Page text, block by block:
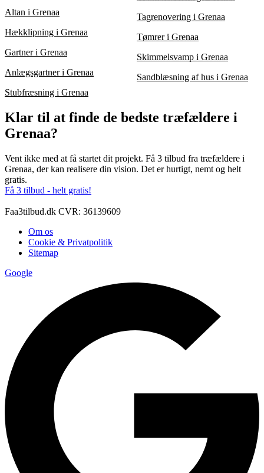
Altan i Grenaa
Hækklipning i Grenaa
Gartner i Grenaa
Anlægsgartner i Grenaa
Stubfræsning i Grenaa
Tagrenovering i Grenaa
Tømrer i Grenaa
Skimmelsvamp i Grenaa
Sandblæsning af hus i Grenaa
Klar til at finde de bedste træfældere i
Grenaa?
Vent ikke med at få startet dit projekt. Få 3 tilbud fra træfældere i
Grenaa, der kan realisere din vision. Det er hurtigt, nemt og helt
gratis.
Få 3 tilbud - helt gratis!
Faa3tilbud.dk CVR: 36139609
Om os
Cookie & Privatpolitik
Sitemap
Google